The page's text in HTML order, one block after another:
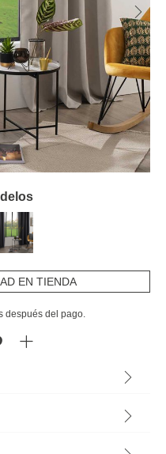
EN TIENDA
después del pago.
poliéster